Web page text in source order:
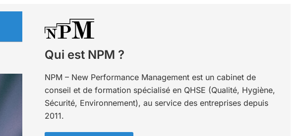
Qui est NPM ?
NPM – New Performance Management est un cabinet de
conseil et de formation spécialisé en QHSE (Qualité, Hygiène,
Sécurité, Environnement), au service des entreprises depuis
2011.